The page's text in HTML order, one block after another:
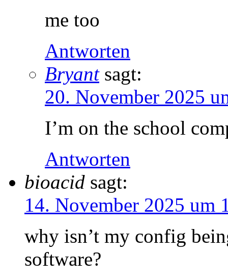
me too
Antworten
Bryant sagt:
20. November 2025
I’m on the school
Antworten
bioacid sagt:
14. November 2025 um
why isn’t my config
software?